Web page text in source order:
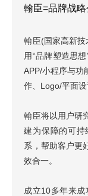
翰臣=品牌战
翰臣(国家高新
用“品牌塑造思
APP/小程序与功
作、Logo/平面设
翰臣将以用户研
建为保障的可持
系，帮助客户更
效合一。
成立10多年来